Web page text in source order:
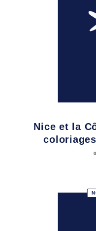
Nice et la